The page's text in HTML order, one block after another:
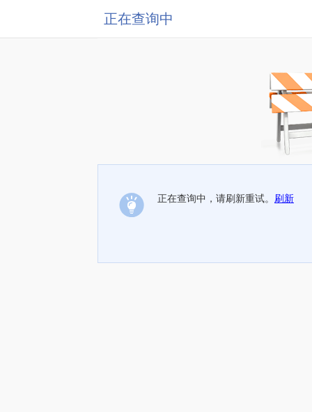
正在查询中
正在查询中，请刷新重试。 刷新